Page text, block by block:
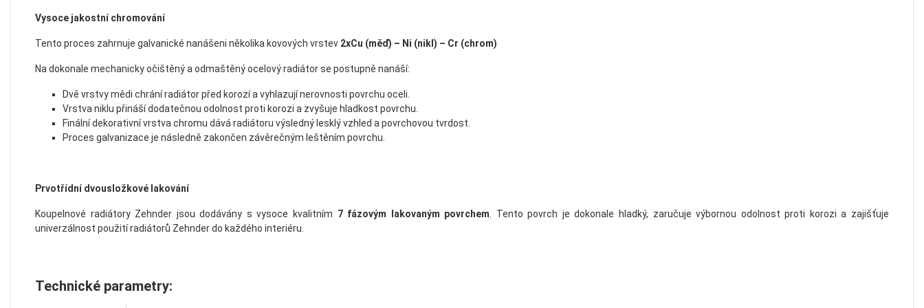
Vysoce jakostní chromování
Tento proces zahrnuje galvanické nanášeni několika kovových vrstev 2xCu (měď) – Ni (nikl) – Cr (chrom)
Na dokonale mechanicky očištěný a odmaštěný ocelový radiátor se postupně nanáší:
Dvě vrstvy mědi chrání radiátor před korozí a vyhlazují nerovnosti povrchu oceli.
Vrstva niklu přináší dodatečnou odolnost proti korozi a zvyšuje hladkost povrchu.
Finální dekorativní vrstva chromu dává radiátoru výsledný lesklý vzhled a povrchovou tvrdost.
Proces galvanizace je následně zakončen závěrečným leštěním povrchu.
Prvotřídní dvousložkové lakování
Koupelnové radiátory Zehnder jsou dodávány s vysoce kvalitním 7 fázovým lakovaným povrchem. Tento povrch je dokonale hladký, zaručuje výbornou odolnost proti korozi a zajišťuje
univerzálnost použití radiátorů Zehnder do každého interiéru.
Technické parametry: